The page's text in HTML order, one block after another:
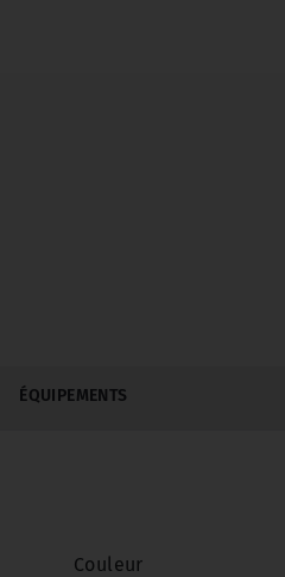
ÉQUIPEMENTS
Couleur